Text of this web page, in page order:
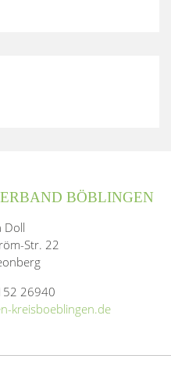
BÖBLINGEN
Doll
Str. 22
26940
kreisboeblingen.de